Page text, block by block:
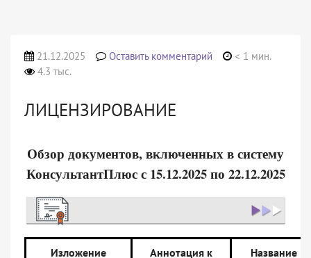
21.12.2025 Оставить комментарий
< 1 мин.
4.3 тыс.
ЛИЦЕНЗИРОВАНИЕ
Обзор документов, включенных в систему
КонсультантПлюс с 15.12.2025 по 22.12.2025
Изложение
Аннотация к
Название